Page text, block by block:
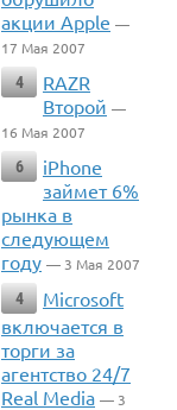
акции Apple —
17 Мая 2007
4
RAZR
Второй —
16 Мая 2007
6
iPhone
займет 6%
рынка в
следующем
году — 3 Мая 2007
4
Microsoft
включается в
торги за
агентство 24/7
Real Media — 3